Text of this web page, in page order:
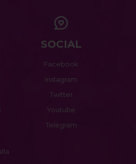
SOCIAL
Facebook
Instagram
Twitter
Youtube
Telegram